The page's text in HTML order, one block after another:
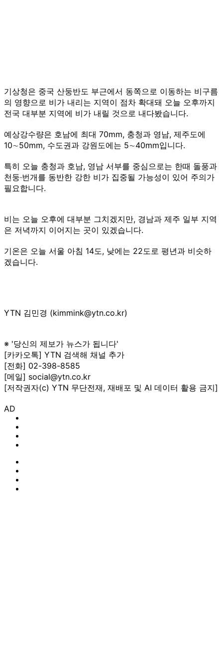
기상청은 중국 산둥반도 부근에서 동쪽으로 이동하는 비구름
의 영향으로 비가 내리는 지역이 점차 확대돼 오늘 오후까지
전국 대부분 지역에 비가 내릴 것으로 내다봤습니다.
예상강수량은 호남에 최대 70mm, 충청과 영남, 제주도에
10∼50mm, 수도권과 강원도에는 5∼40mm입니다.
특히 오늘 충청과 호남, 영남 서부를 중심으로는 한때 돌풍과
천둥·번개를 동반한 강한 비가 집중될 가능성이 있어 주의가
필요합니다.
비는 오늘 오후에 대부분 그치겠지만, 경남과 제주 일부 지역
은 저녁까지 이어지는 곳이 있겠습니다.
기온은 오늘 서울 아침 14도, 낮에는 22도로 평년과 비슷하
겠습니다.
YTN 김민경 (kimmink@ytn.co.kr)
※ '당신의 제보가 뉴스가 됩니다'
[카카오톡] YTN 검색해 채널 추가
[전화] 02-398-8585
[메일] social@ytn.co.kr
[저작권자(c) YTN 무단전재, 재배포 및 AI 데이터 활용 금지]
AD